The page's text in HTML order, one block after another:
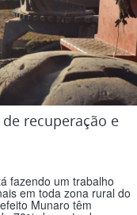
recuperação e
fazendo um trabalho
em toda zona rural do
Munaro têm